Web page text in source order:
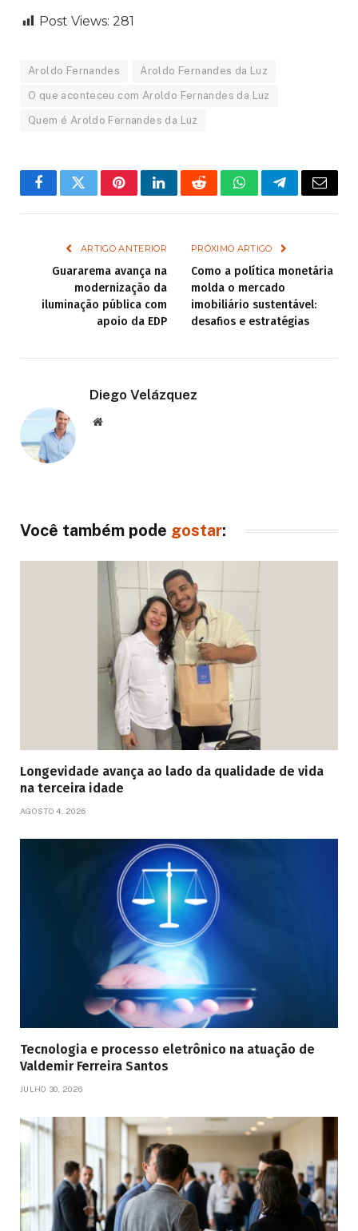
Post Views: 281
Aroldo Fernandes Aroldo Fernandes da Luz
O que aconteceu com Aroldo Fernandes da Luz
Quem é Aroldo Fernandes da Luz
FacebookTwitterPinterestLinkedInRedditWhatsAppTelegramEmail
ARTIGO ANTERIOR
Guararema avança na
modernização da
iluminação pública com
apoio da EDP
PRÓXIMO ARTIGO
Como a política monetária
molda o mercado
imobiliário sustentável:
desafios e estratégias
Diego Velázquez
Website
Você também pode gostar:
Longevidade avança ao lado da qualidade de vida
na terceira idade
AGOSTO 4, 2026
Tecnologia e processo eletrônico na atuação de
Valdemir Ferreira Santos
JULHO 30, 2026